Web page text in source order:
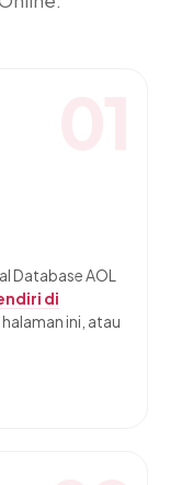
Database AOL
di
halaman ini, atau